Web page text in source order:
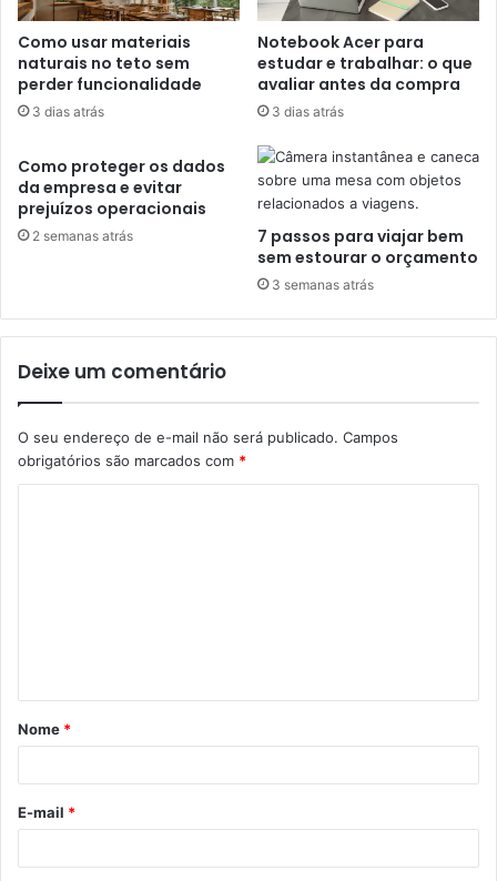
Como usar materiais
naturais no teto sem
perder funcionalidade
3 dias atrás
Notebook Acer para
estudar e trabalhar: o que
avaliar antes da compra
3 dias atrás
Como proteger os dados
da empresa e evitar
prejuízos operacionais
2 semanas atrás
7 passos para viajar bem
sem estourar o orçamento
3 semanas atrás
Deixe um comentário
O seu endereço de e-mail não será publicado. Campos
obrigatórios são marcados com *
á
r
*
Nome *
E-mail *